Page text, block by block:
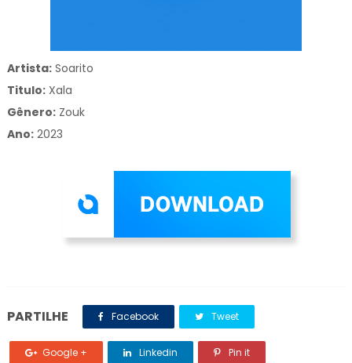
Artista:Soarito
Titulo:Xala
Gênero: Zouk
Ano:2023
PARTILHE Facebook Tweet
Google + Linkedin Pin it